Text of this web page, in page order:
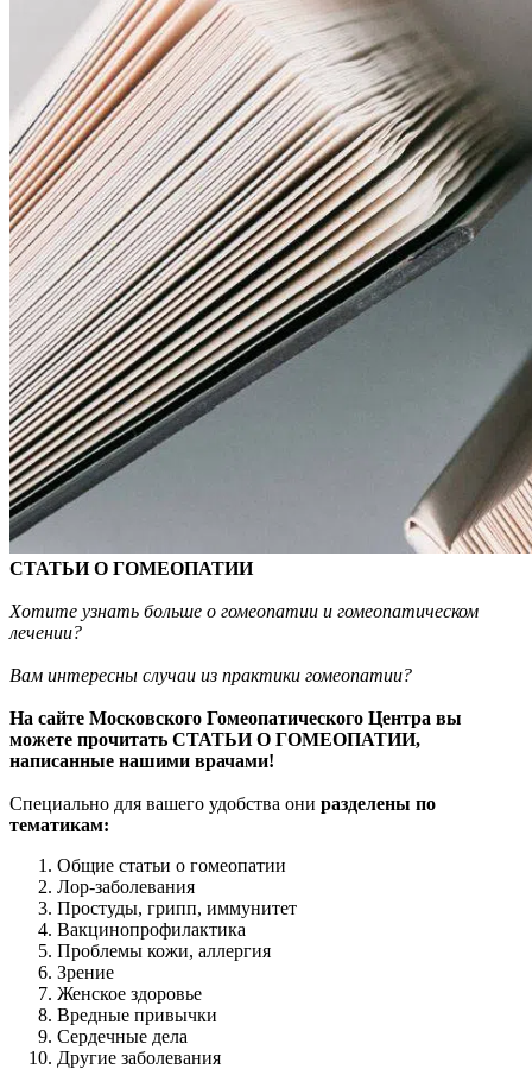
СТАТЬИ О ГОМЕОПАТИИ
Хотите узнать больше о гомеопатии и гомеопатическом
лечении?
Вам интересны случаи из практики гомеопатии?
На сайте Московского Гомеопатического Центра вы
можете прочитать СТАТЬИ О ГОМЕОПАТИИ,
написанные нашими врачами!
Специально для вашего удобства они разделены по
тематикам:
Общие статьи о гомеопатии
Лор-заболевания
Простуды, грипп, иммунитет
Вакцинопрофилактика
Проблемы кожи, аллергия
Зрение
Женское здоровье
Вредные привычки
Сердечные дела
Другие заболевания